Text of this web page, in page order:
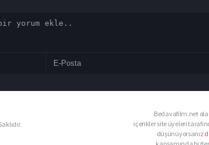
Bedavafilm.net
içerikler site üyeleri
düşünüyorsanız